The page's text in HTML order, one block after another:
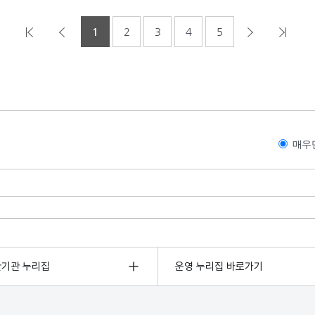
1 2 3 4 5
매우
관 누리집 운영 누리집 바로가기